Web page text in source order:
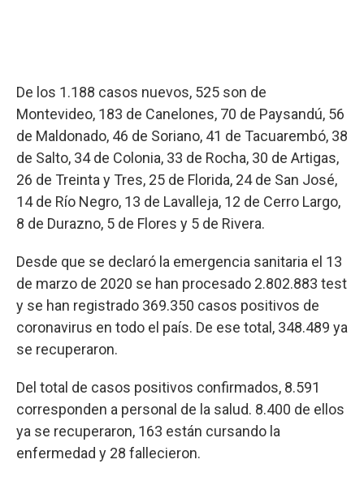
De los 1.188 casos nuevos, 525 son de
Montevideo, 183 de Canelones, 70 de Paysandú, 56
de Maldonado, 46 de Soriano, 41 de Tacuarembó, 38
de Salto, 34 de Colonia, 33 de Rocha, 30 de Artigas,
26 de Treinta y Tres, 25 de Florida, 24 de San José,
14 de Río Negro, 13 de Lavalleja, 12 de Cerro Largo,
8 de Durazno, 5 de Flores y 5 de Rivera.
Desde que se declaró la emergencia sanitaria el 13
de marzo de 2020 se han procesado 2.802.883 test
y se han registrado 369.350 casos positivos de
coronavirus en todo el país. De ese total, 348.489 ya
se recuperaron.
Del total de casos positivos confirmados, 8.591
corresponden a personal de la salud. 8.400 de ellos
ya se recuperaron, 163 están cursando la
enfermedad y 28 fallecieron.